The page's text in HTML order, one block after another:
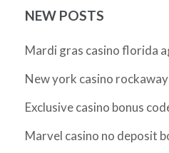
NEW POSTS
Mardi gras casino florida
New york casino
Exclusive casino bonus
Marvel casino no deposit